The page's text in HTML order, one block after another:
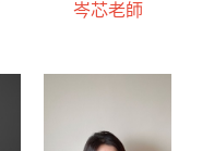
岑芯老師